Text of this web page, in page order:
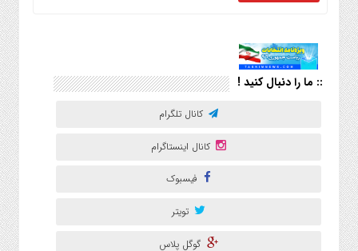
:: ما را دنبال کنید !
کانال تلگرام
کانال اینستاگرام
فیسبوک
تویتر
گوگل پلاس